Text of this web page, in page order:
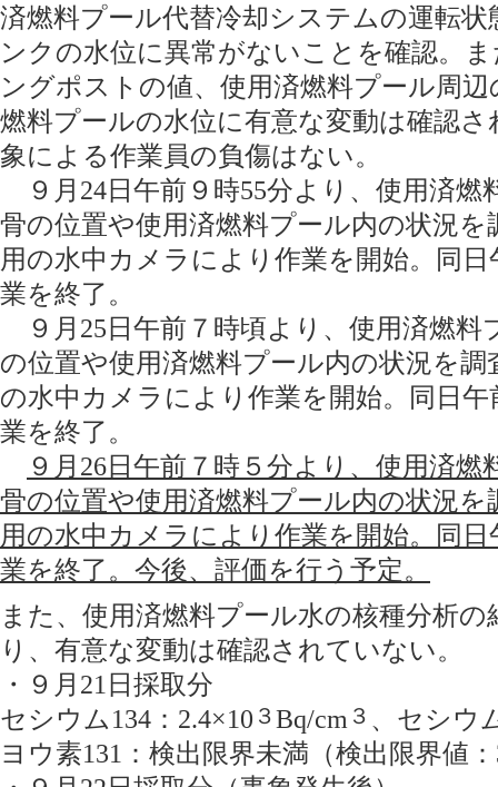
済燃料プール代替冷却システムの運転
ンクの水位に異常がないことを確認。
ングポストの値、使用済燃料プール周
燃料プールの水位に有意な変動は確認
象による作業員の負傷はない。
９月24日午前９時55分より、使用済燃
骨の位置や使用済燃料プール内の状況
用の水中カメラにより作業を開始。同
業を終了。
９月25日午前７時頃より、使用済燃料
の位置や使用済燃料プール内の状況を
の水中カメラにより作業を開始。同日午
業を終了。
９月26日午前７時５分より、使用済
骨の位置や使用済燃料プール内の状況
用の水中カメラにより作業を開始。同
業を終了。今後、評価を行う予定。
また、使用済燃料プール水の核種分析
り、有意な変動は確認されていない。
・９月21日採取分
セシウム134：2.4×10 ３Bq/cm ３ 、セシウ
ヨウ素131：検出限界未満（検出限界値